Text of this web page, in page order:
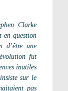
Clarke
en question
d’être une
fut
inutiles
sur le
pas